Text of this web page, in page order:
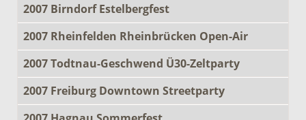
2007 Birndorf Estelbergfest
2007 Rheinfelden Rheinbrücken Open-Air
2007 Todtnau-Geschwend Ü30-Zeltparty
2007 Freiburg Downtown Streetparty